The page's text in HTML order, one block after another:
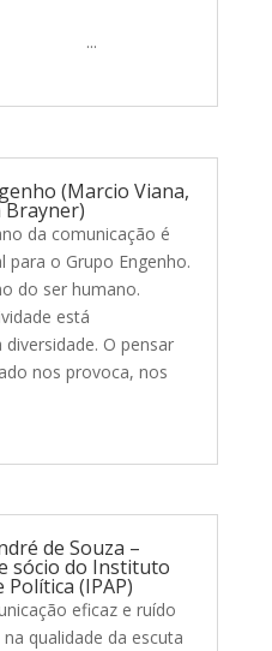
(Marcio Viana,
Brayner)
da comunicação é
para o Grupo Engenho.
do ser humano.
está
O pensar
nos provoca, nos
de Souza –
sócio do Instituto
Política (IPAP)
eficaz e ruído
qualidade da escuta